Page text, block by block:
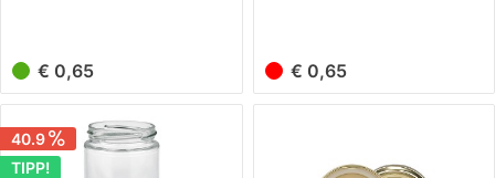
€ 0,65 € 0,65
40.9
TIPP!